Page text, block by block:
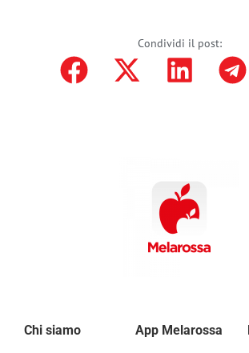
Condividi il post:
Chi siamo App Melarossa